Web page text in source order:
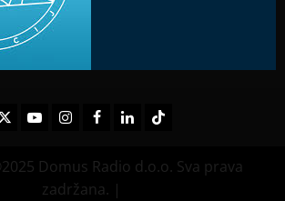
YoutubeInstagramFacebook
LinkedInTikTok
Domus Radio d.o.o. Sva prava
zadržana. |